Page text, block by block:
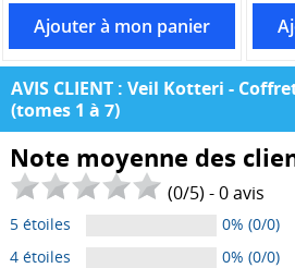
AVIS CLIENT : Veil Kotteri -
(tomes 1 à 7)
Note moyenne des
(0/5) -0avis
5 étoiles
0% (0/0)
4 étoiles
0% (0/0)